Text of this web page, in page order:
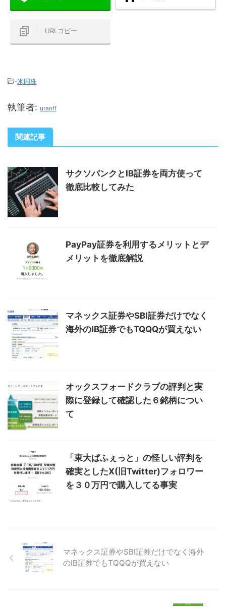
URLコピー
-米国株
執筆者: uranff
関連記事
サクソバンクとIB証券を両方使って
徹底比較してみた
PayPay証券を利用するメリットとデ
メリットを徹底解説
マネックス証券やSBI証券だけでなく
海外のIB証券でもTQQQが買えない
オックスフォードクラブの評判と実
際に登録して確認した６銘柄につい
て
「東大ぱふぇっと」の怪しい評判を
確実としたX(旧Twitter)フォロワー
を３０万円で購入してる事実
マネックス証券やSBI証券だけでなく海外
のIB証券でもTQQQが買えない